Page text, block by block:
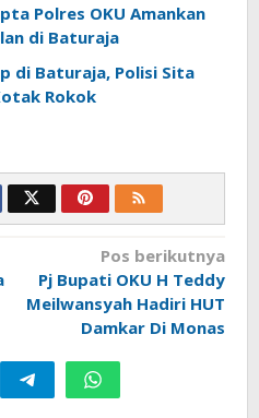
Polres OKU Amankan
di Baturaja
di Baturaja, Polisi Sita
Rokok
Pos berikutnya
Pj Bupati OKU H Teddy
Meilwansyah Hadiri HUT
Damkar Di Monas